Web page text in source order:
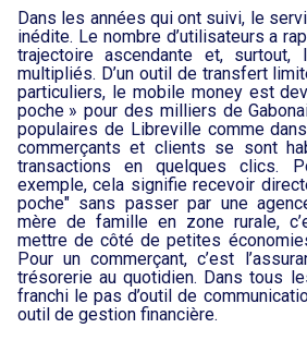
Dans les années qui ont suivi, le
inédite. Le nombre d’utilisateurs a
trajectoire ascendante et,
multipliés. D’un outil de transfert
particuliers, le mobile money est
poche » pour des milliers de
populaires de Libreville comme
commerçants et clients se sont
transactions en quelques clics.
exemple, cela signifie recevoir
poche" sans passer par une
mère de famille en zone rurale,
mettre de côté de petites
Pour un commerçant, c’est
trésorerie au quotidien. Dans tous
franchi le pas d’outil de
outil de gestion financière.